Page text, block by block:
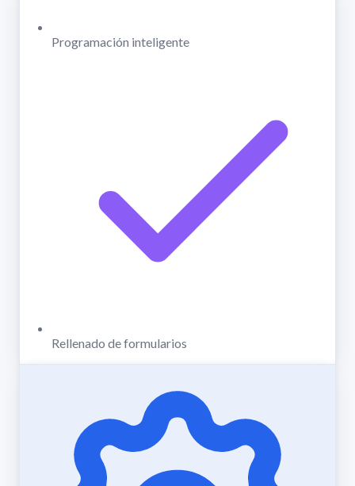
Programación inteligente
Rellenado de formularios